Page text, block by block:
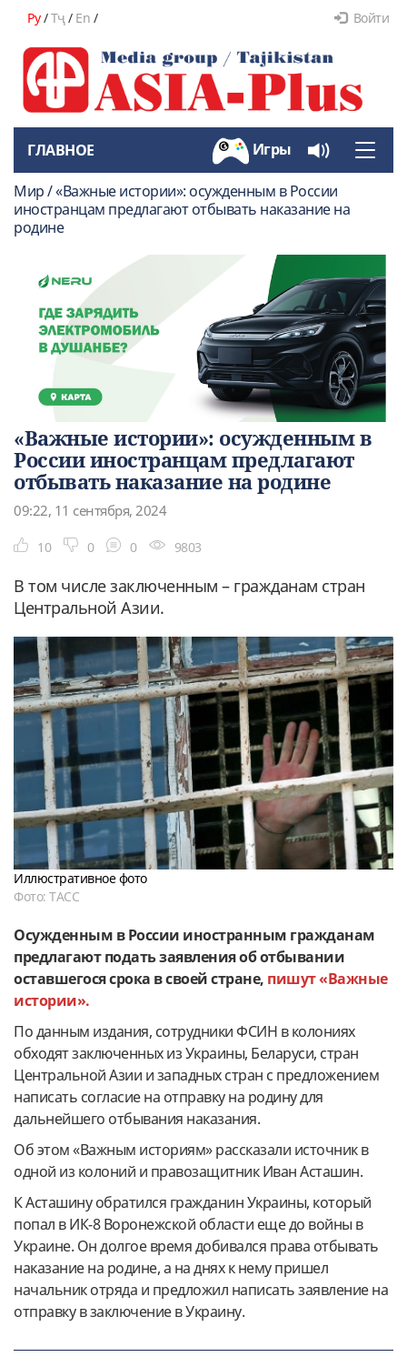
Ру/Тҷ/ En / Войти
Toggle
ГЛАВНОЕ Игры
Мир / «Важные истории»: осужденным в России
иностранцам предлагают отбывать наказание на
родине
«Важные истории»: осужденным в
России иностранцам предлагают
отбывать наказание на родине
09:22, 11 сентября, 2024
10 0 0 9803
В том числе заключенным – гражданам стран
Центральной Азии.
Иллюстративное фото
Фото: ТАСС
Осужденным в России иностранным гражданам
предлагают подать заявления об отбывании
оставшегося срока в своей стране, пишут «Важные
истории».
По данным издания, сотрудники ФСИН в колониях
обходят заключенных из Украины, Беларуси, стран
Центральной Азии и западных стран с предложением
написать согласие на отправку на родину для
дальнейшего отбывания наказания.
Об этом «Важным историям» рассказали источник в
одной из колоний и правозащитник Иван Асташин.
К Асташину обратился гражданин Украины, который
попал в ИК-8 Воронежской области еще до войны в
Украине. Он долгое время добивался права отбывать
наказание на родине, а на днях к нему пришел
начальник отряда и предложил написать заявление на
отправку в заключение в Украину.